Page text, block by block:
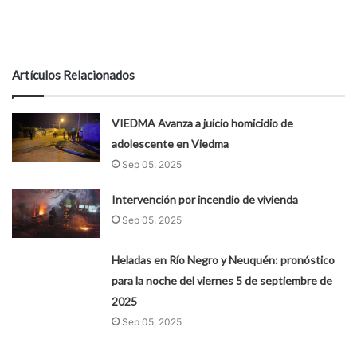
Artículos Relacionados
VIEDMA Avanza a juicio homicidio de
adolescente en Viedma
Sep 05, 2025
Intervención por incendio de vivienda
Sep 05, 2025
Heladas en Río Negro y Neuquén: pronóstico
para la noche del viernes 5 de septiembre de
2025
Sep 05, 2025